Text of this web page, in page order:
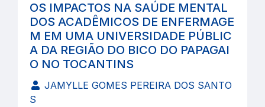
OS IMPACTOS NA SAÚDE MENTAL
DOS ACADÊMICOS DE ENFERMAGE
M EM UMA UNIVERSIDADE PÚBLIC
A DA REGIÃO DO BICO DO PAPAGAI
O NO TOCANTINS
JAMYLLE GOMES PEREIRA DOS SANTO
S